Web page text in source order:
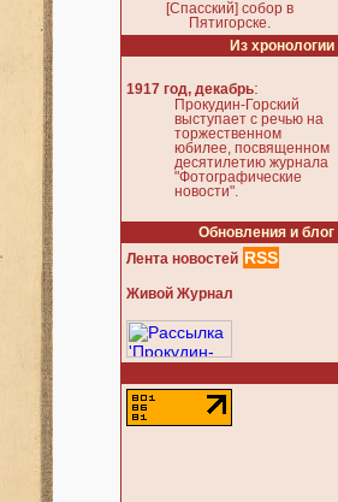
[Спасский] собор в
Пятигорске.
Из хронологии
1917 год, декабрь:
Прокудин-Горский
выступает с речью на
торжественном
юбилее, посвященном
десятилетию журнала
"Фотографические
новости".
Обновления и блог
Лента новостей RSS
Живой Журнал